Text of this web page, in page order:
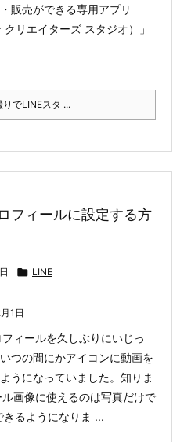
販売ができる専用アプリ
リエイターズ スタジオ）」
りでLINEスタ ...
フィールに設定する方
 LINE
1日
ィールを久しぶりにいじっ
つの間にかアイコンに動画を
うになっていました。知りま
画像に使えるのは写真だけで
きるようになりま ...